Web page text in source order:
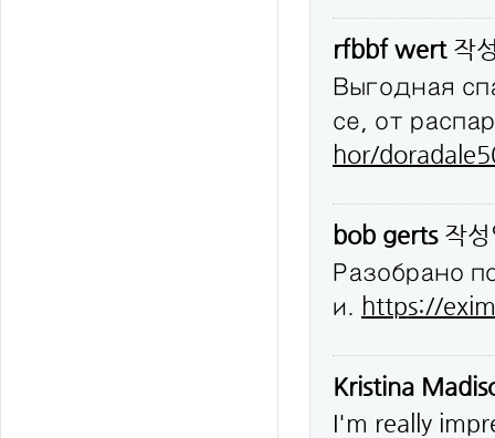
rfbbf wert 작
Выгодная
се, от
hor/
bob gerts작
Разобрано
и.
https://
Kristina
I'm really